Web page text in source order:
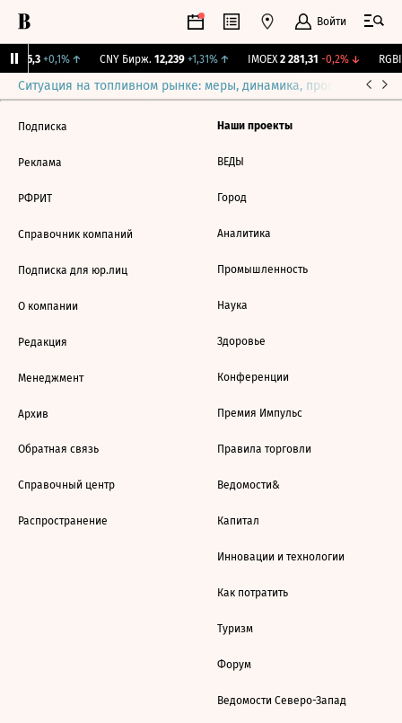
Войти
115,3 +0,1%↑ CNY Бирж. 12,239 +1,31%↑ IMOEX 2 281,31 -0,2%↓
Ситуация на топливном рынке: меры, динамика, прогнозы
Подписка
Реклама
РФРИТ
Справочник компаний
Подписка для юр.лиц
О компании
Редакция
Менеджмент
Архив
Обратная связь
Справочный центр
Распространение
Наши проекты
ВЕДЫ
Город
Аналитика
Промышленность
Наука
Здоровье
Конференции
Премия Импульс
Правила торговли
Ведомости&
Капитал
Инновации и технологии
Как потратить
Туризм
Форум
Ведомости Северо-Запад